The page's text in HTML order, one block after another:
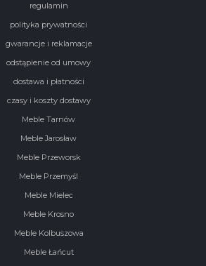
regulamin
polityka prywatności
gwarancje i reklamacje
odstąpienie od umowy
dostawa i płatności
czasy i koszty dostawy
Meble Tarnów
Meble Jarosław
Meble Przeworsk
Meble Przemyśl
Meble Mielec
Meble Krosno
Meble Kolbuszowa
Meble Łańcut